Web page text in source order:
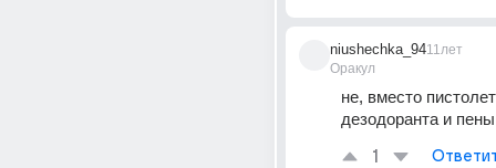
niushechka_94
Оракул
11лет
не, вместо
дезодоранта и
1